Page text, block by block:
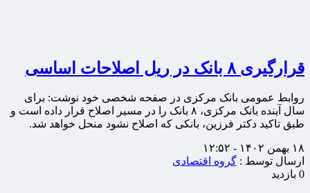
قرارگیری ۸ بانک در ریل اصلاحات اساسی
روابط عمومی بانک مرکزی در صفحه شخصی خود نوشت: برای
سال آینده بانک مرکزی، ۸ بانک را در مسیر اصلاح قرار داده است و
طبق تاکید دکتر فرزین، بانکی که اصلاح نشود منحل خواهد شد.
۱۸ بهمن ۱۴۰۲ - ۱۲:۵۲
ارسال توسط : گروه اقتصادی
0 بازدید